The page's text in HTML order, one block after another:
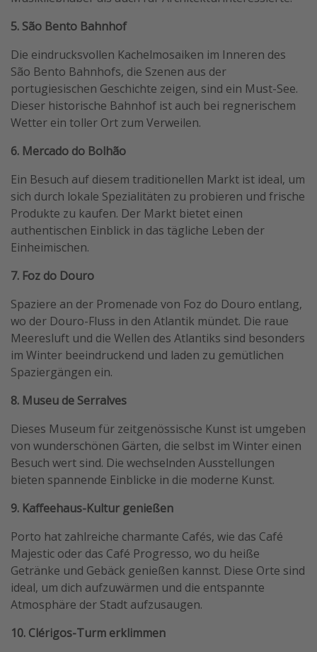
5. São Bento Bahnhof
Die eindrucksvollen Kachelmosaiken im Inneren des
São Bento Bahnhofs, die Szenen aus der
portugiesischen Geschichte zeigen, sind ein Must-See.
Dieser historische Bahnhof ist auch bei regnerischem
Wetter ein toller Ort zum Verweilen.
6. Mercado do Bolhão
Ein Besuch auf diesem traditionellen Markt ist ideal, um
sich durch lokale Spezialitäten zu probieren und frische
Produkte zu kaufen. Der Markt bietet einen
authentischen Einblick in das tägliche Leben der
Einheimischen.
7. Foz do Douro
Spaziere an der Promenade von Foz do Douro entlang,
wo der Douro-Fluss in den Atlantik mündet. Die raue
Meeresluft und die Wellen des Atlantiks sind besonders
im Winter beeindruckend und laden zu gemütlichen
Spaziergängen ein.
8. Museu de Serralves
Dieses Museum für zeitgenössische Kunst ist umgeben
von wunderschönen Gärten, die selbst im Winter einen
Besuch wert sind. Die wechselnden Ausstellungen
bieten spannende Einblicke in die moderne Kunst.
9. Kaffeehaus-Kultur genießen
Porto hat zahlreiche charmante Cafés, wie das Café
Majestic oder das Café Progresso, wo du heiße
Getränke und Gebäck genießen kannst. Diese Orte sind
ideal, um dich aufzuwärmen und die entspannte
Atmosphäre der Stadt aufzusaugen.
10. Clérigos-Turm erklimmen